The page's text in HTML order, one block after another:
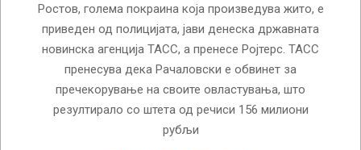
Ростов, голема покраина која произведува жито, е
приведен од полицијата, јави денеска државната
новинска агенција ТАСС, а пренесе Ројтерс. ТАСС
пренесува дека Рачаловски е обвинет за
пречекорување на своите овластувања, што
резултирало со штета од речиси 156 милиони
рубљи